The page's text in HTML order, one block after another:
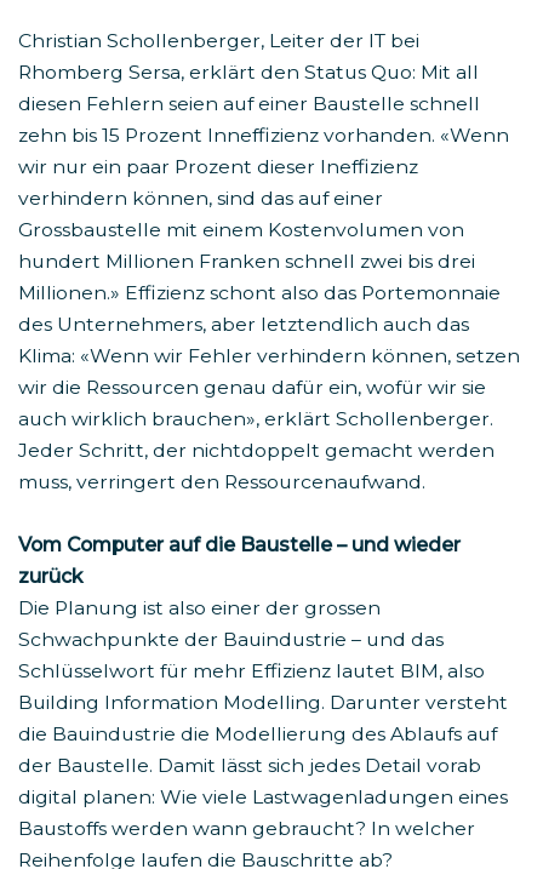
Christian Schollenberger, Leiter der IT bei
Rhomberg Sersa, erklärt den Status Quo: Mit all
diesen Fehlern seien auf einer Baustelle schnell
zehn bis 15 Prozent Inneffizienz vorhanden. «Wenn
wir nur ein paar Prozent dieser Ineffizienz
verhindern können, sind das auf einer
Grossbaustelle mit einem Kostenvolumen von
hundert Millionen Franken schnell zwei bis drei
Millionen.» Effizienz schont also das Portemonnaie
des Unternehmers, aber letztendlich auch das
Klima: «Wenn wir Fehler verhindern können, setzen
wir die Ressourcen genau dafür ein, wofür wir sie
auch wirklich brauchen», erklärt Schollenberger.
Jeder Schritt, der nichtdoppelt gemacht werden
muss, verringert den Ressourcenaufwand.
Vom Computer auf die Baustelle – und wieder
zurück
Die Planung ist also einer der grossen
Schwachpunkte der Bauindustrie – und das
Schlüsselwort für mehr Effizienz lautet BIM, also
Building Information Modelling. Darunter versteht
die Bauindustrie die Modellierung des Ablaufs auf
der Baustelle. Damit lässt sich jedes Detail vorab
digital planen: Wie viele Lastwagenladungen eines
Baustoffs werden wann gebraucht? In welcher
Reihenfolge laufen die Bauschritte ab?